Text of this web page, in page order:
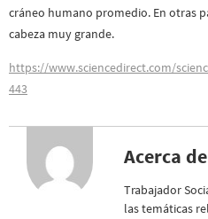
cráneo humano promedio. En otras
cabeza muy grande.
https://www.sciencedirect.com/
443
Acerca
Trabajador
las temáticas